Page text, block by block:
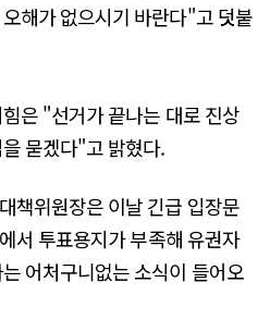
해가 없으시기 바란다"고 덧붙
은 "선거가 끝나는 대로 진상
묻겠다"고 밝혔다.
책위원장은 이날 긴급 입장문
서 투표용지가 부족해 유권자
어처구니없는 소식이 들어오